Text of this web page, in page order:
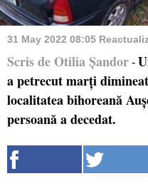
31 May 2022 08:05
Scris de Otilia Șandor -
a petrecut marți
localitatea bihoreană
persoană a decedat.